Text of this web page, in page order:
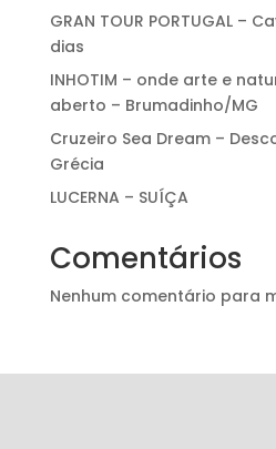
GRAN TOUR PORTUGAL –
dias
INHOTIM – onde arte e
aberto – Brumadinho/MG
Cruzeiro Sea Dream –
Grécia
LUCERNA – SUÍÇA
Comentários
Nenhum comentário para